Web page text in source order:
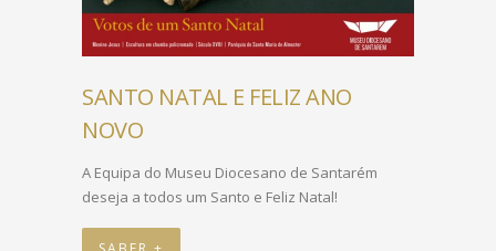
SANTO NATAL E FELIZ ANO
NOVO
A Equipa do Museu Diocesano de Santarém
deseja a todos um Santo e Feliz Natal!